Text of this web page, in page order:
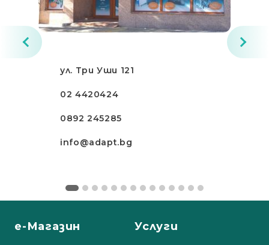
ул. Три Уши 121
02 4420424
0892 245285
info@adapt.bg
е-Магазин Услуги